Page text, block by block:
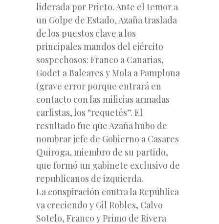
liderada por Prieto. Ante el temor a
un Golpe de Estado, Azaña traslada
de los puestos clave a los
principales mandos del ejército
sospechosos: Franco a Canarias,
Godet a Baleares y Mola a Pamplona
(grave error porque entrará en
contacto con las milicias armadas
carlistas, los “requetés”. El
resultado fue que Azaña hubo de
nombrar jefe de Gobierno a Casares
Quiroga, miembro de su partido,
que formó un gabinete exclusivo de
republicanos de izquierda.
La conspiración contra la República
va creciendo y Gil Robles, Calvo
Sotelo, Franco y Primo de Rivera